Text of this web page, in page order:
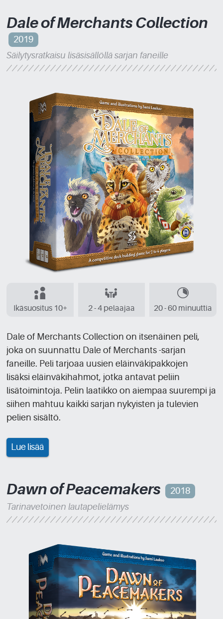
Dale of Merchants Collection
2019
Säilytysratkaisu lisäsisällöllä sarjan faneille
Ikäsuositus 10+ 2 - 4 pelaajaa 20 - 60 minuuttia
Dale of Merchants Collection on itsenäinen peli,
joka on suunnattu Dale of Merchants -sarjan
faneille. Peli tarjoaa uusien eläinväkipakkojen
lisäksi eläinväkihahmot, jotka antavat peliin
lisätoimintoja. Pelin laatikko on aiempaa suurempi ja
siihen mahtuu kaikki sarjan nykyisten ja tulevien
pelien sisältö.
Lue lisää
Dawn of Peacemakers
2018
Tarinavetoinen lautapelielämys